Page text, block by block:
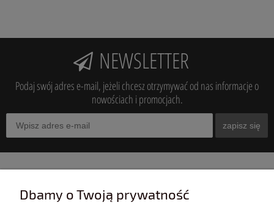
NEWSLETTER
Podaj swój adres e-mail, jeżeli chcesz otrzymywać od nas informacje o
nowościach i promocjach.
zapisz się
Dbamy o Twoją prywatność